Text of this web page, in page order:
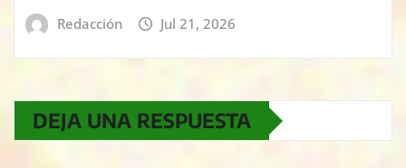
Redacción Jul 21, 2026
DEJA UNA RESPUESTA